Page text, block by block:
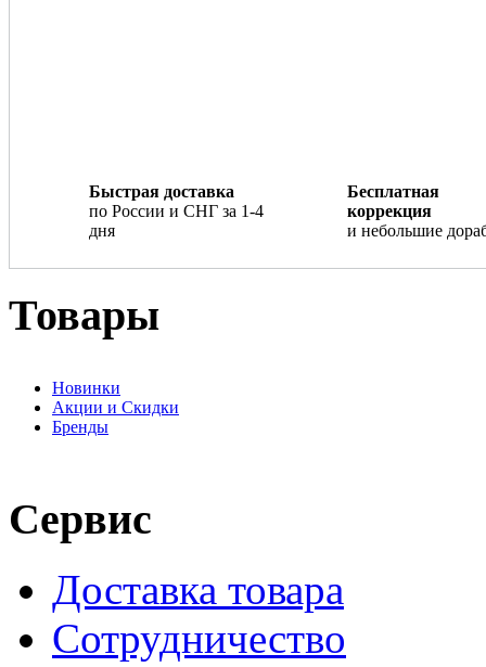
Быстрая доставка
по России и СНГ за 1-4
дня
Бесплатная
коррекция
и небольшие
Товары
Новинки
Акции и Скидки
Бренды
Сервис
Доставка товара
Сотрудничество